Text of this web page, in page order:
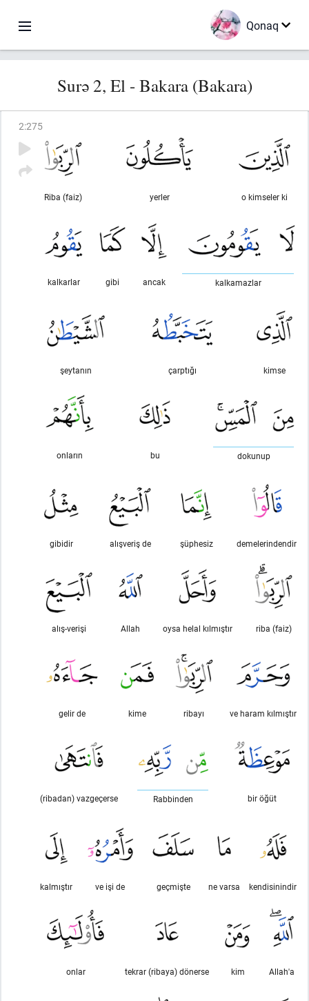
Qonaq
Surə 2, El - Bakara (Bakara)
2:275
o kimseler ki
yerler
Riba (faiz)
kalkamazlar
ancak
gibi
kalkarlar
kimse
çarptığı
şeytanın
dokunup
bu
onların
demelerindendir
şüphesiz
alışveriş de
gibidir
riba (faiz)
oysa helal kılmıştır
Allah
alış-verişi
ve haram kılmıştır
ribayı
kime
gelir de
bir öğüt
Rabbinden
(ribadan) vazgeçerse
kendisinindir
ne varsa
geçmişte
ve işi de
kalmıştır
Allah'a
kim
tekrar (ribaya) dönerse
onlar